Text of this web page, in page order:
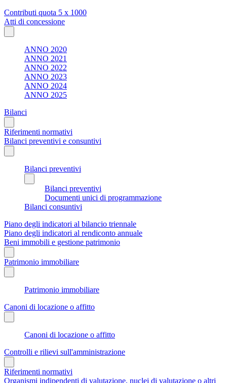
Contributi quota 5 x 1000
Atti di concessione
ANNO 2020
ANNO 2021
ANNO 2022
ANNO 2023
ANNO 2024
ANNO 2025
Bilanci
Riferimenti normativi
Bilanci preventivi e consuntivi
Bilanci preventivi
Bilanci preventivi
Documenti unici di programmazione
Bilanci consuntivi
Piano degli indicatori al bilancio triennale
Piano degli indicatori al rendiconto annuale
Beni immobili e gestione patrimonio
Patrimonio immobiliare
Patrimonio immobiliare
Canoni di locazione o affitto
Canoni di locazione o affitto
Controlli e rilievi sull'amministrazione
Riferimenti normativi
Organismi indipendenti di valutazione, nuclei di valutazione o altri